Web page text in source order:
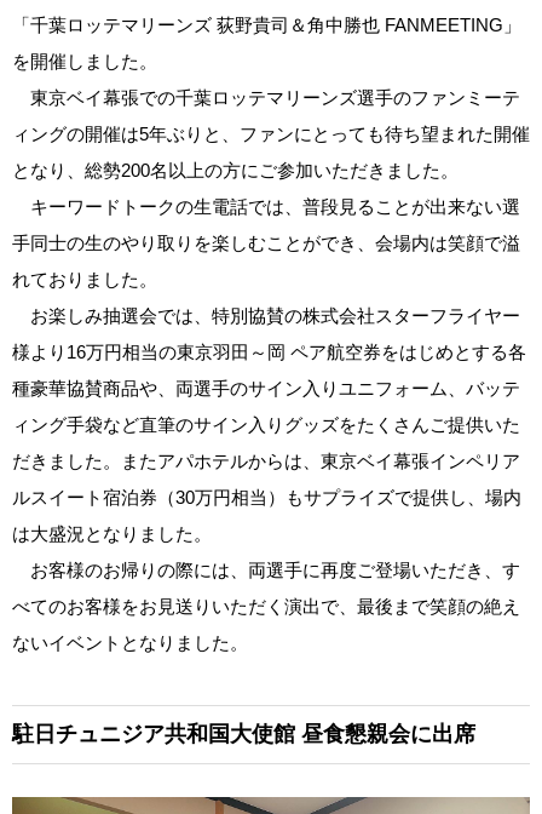
「千葉ロッテマリーンズ 荻野貴司＆角中勝也 FANMEETING」
を開催しました。
東京ベイ幕張での千葉ロッテマリーンズ選手のファンミーテ
ィングの開催は5年ぶりと、ファンにとっても待ち望まれた開催
となり、総勢200名以上の方にご参加いただきました。
キーワードトークの生電話では、普段見ることが出来ない選
手同士の生のやり取りを楽しむことができ、会場内は笑顔で溢
れておりました。
お楽しみ抽選会では、特別協賛の株式会社スターフライヤー
様より16万円相当の東京羽田～岡 ペア航空券をはじめとする各
種豪華協賛商品や、両選手のサイン入りユニフォーム、バッテ
ィング手袋など直筆のサイン入りグッズをたくさんご提供いた
だきました。またアパホテルからは、東京ベイ幕張インペリア
ルスイート宿泊券（30万円相当）もサプライズで提供し、場内
は大盛況となりました。
お客様のお帰りの際には、両選手に再度ご登場いただき、す
べてのお客様をお見送りいただく演出で、最後まで笑顔の絶え
ないイベントとなりました。
駐日チュニジア共和国大使館 昼食懇親会に出席